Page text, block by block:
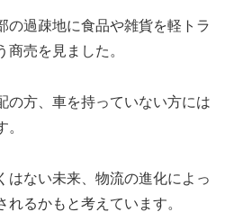
の過疎地に食品や雑貨を軽トラ
商売を見ました。
の方、車を持っていない方には
はない未来、物流の進化によっ
るかもと考えています。